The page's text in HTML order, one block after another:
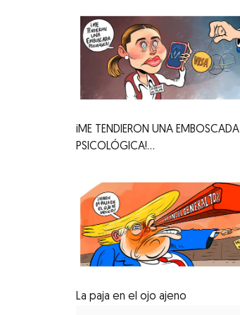
iME TENDIERON UNA EMBOSCADA
PSICOLÓGICA!...
La paja en el ojo ajeno